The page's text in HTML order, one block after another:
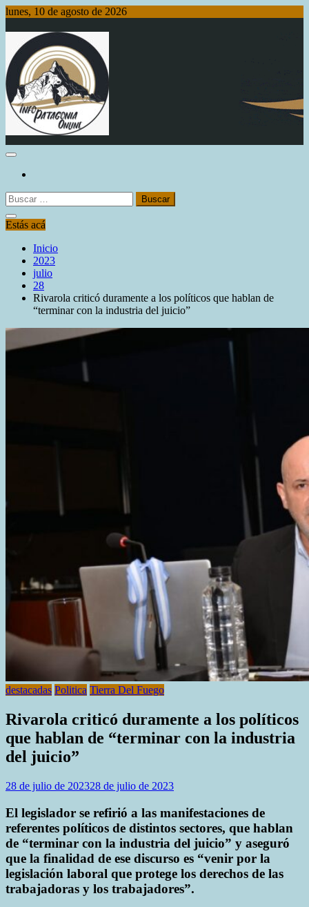
Saltar
contenido
lunes, 10 de agosto de 2026
Info Patagonia Online
Buscar:
Estás acá
Inicio
2023
julio
28
Rivarola criticó duramente a los políticos que hablan de
“terminar con la industria del juicio”
destacadas Politica Tierra Del Fuego
Rivarola criticó duramente a los políticos
que hablan de “terminar con la industria
del juicio”
28 de julio de 202328 de julio de 2023
El legislador se refirió a las manifestaciones de
referentes políticos de distintos sectores, que hablan
de “terminar con la industria del juicio” y aseguró
que la finalidad de ese discurso es “venir por la
legislación laboral que protege los derechos de las
trabajadoras y los trabajadores”.